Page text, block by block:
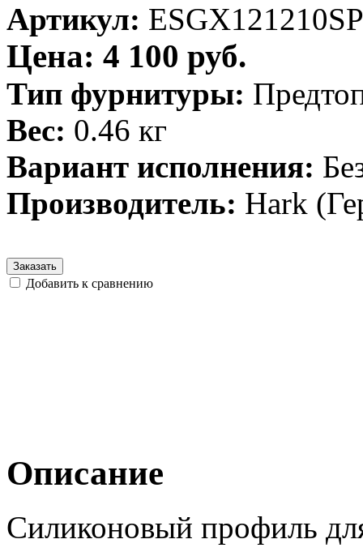
Артикул: ESGX121210SP
Цена: 4 100 руб.
Тип фурнитуры:
Вес: 0.46 кг
Вариант исполнения:
Производитель: Hark
Заказать
Добавить к сравнению
Описание
Силиконовый профиль